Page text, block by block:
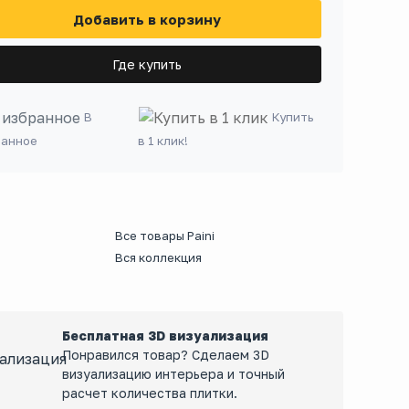
Добавить в корзину
Где купить
В
Купить
в 1 клик!
Все товары Paini
Вся коллекция
Бесплатная 3D визуализация
Понравился товар? Сделаем 3D
визуализацию интерьера и точный
расчет количества плитки.